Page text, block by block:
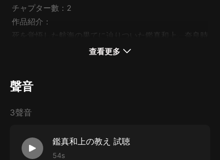
チャプター數：2
作品紹介：
死を覚悟した航海の果てに辿りついた鑑真和上。奈良時
代の日本に戒律をもたら した高僧の足跡は今も唐招提
查看更多
聲音
3聲音
鑑真和上の教え 試聴
54s